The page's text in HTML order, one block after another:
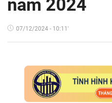
năm 2024
07/12/2024 - 10:11'